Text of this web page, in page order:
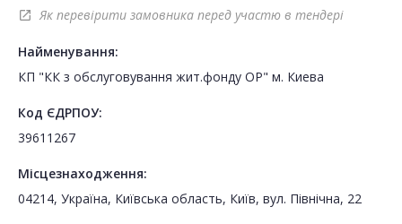
open_in_new Як перевірити замовника перед участю в тендері
Найменування:
КП "КК з обслуговування жит.фонду ОР" м. Киева
Код ЄДРПОУ:
39611267
Місцезнаходження:
04214, Україна, Київська область, Київ, вул. Північна, 22